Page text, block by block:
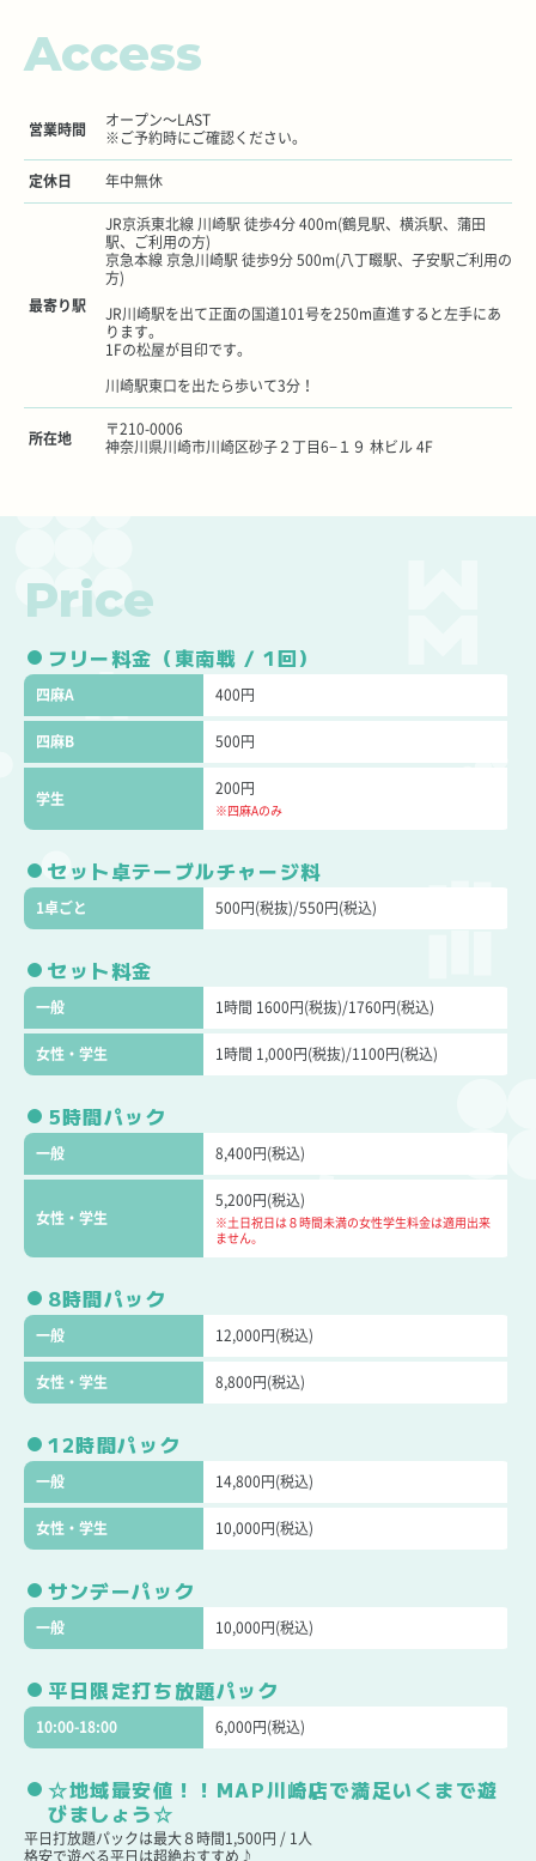
Access
営業時間
オープン～LAST
※ご予約時にご確認ください。
定休日
年中無休
最寄り駅
JR京浜東北線 川崎駅 徒歩4分 400m(鶴見駅、横浜駅、蒲田
駅、ご利用の方)
京急本線 京急川崎駅 徒歩9分 500m(八丁畷駅、子安駅ご利用の
方)
JR川崎駅を出て正面の国道101号を250m直進すると左手にあ
ります。
1Fの松屋が目印です。
川崎駅東口を出たら歩いて3分！
所在地
〒210-0006
神奈川県川崎市川崎区砂子２丁目6−１９ 林ビル 4F
Price
フリー料金（東南戦 / 1回）
四麻A 400円
四麻B 500円
学生 200円
※四麻Aのみ
セット卓テーブルチャージ料
1卓ごと 500円(税抜)/550円(税込)
セット料金
一般 1時間 1600円(税抜)/1760円(税込)
女性・学生 1時間 1,000円(税抜)/1100円(税込)
5時間パック
一般 8,400円(税込)
女性・学生
5,200円(税込)
※土日祝日は８時間未満の女性学生料金は適用出来
ません。
8時間パック
一般 12,000円(税込)
女性・学生 8,800円(税込)
12時間パック
一般 14,800円(税込)
女性・学生 10,000円(税込)
サンデーパック
一般 10,000円(税込)
平日限定打ち放題パック
10:00-18:00 6,000円(税込)
☆地域最安値！！MAP川崎店で満足いくまで遊
びましょう☆
平日打放題パックは最大８時間1,500円 / 1人
格安で遊べる平日は超絶おすすめ♪